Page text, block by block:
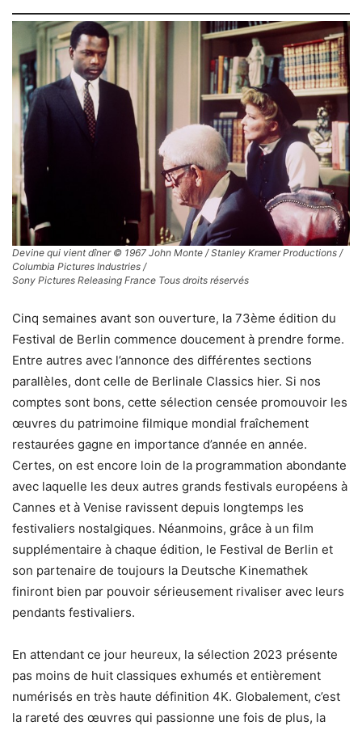
Devine qui vient dîner © 1967 John Monte / Stanley Kramer Productions /
Columbia Pictures Industries /
Sony Pictures Releasing France Tous droits réservés
Cinq semaines avant son ouverture, la 73ème édition du
Festival de Berlin commence doucement à prendre forme.
Entre autres avec l’annonce des différentes sections
parallèles, dont celle de Berlinale Classics hier. Si nos
comptes sont bons, cette sélection censée promouvoir les
œuvres du patrimoine filmique mondial fraîchement
restaurées gagne en importance d’année en année.
Certes, on est encore loin de la programmation abondante
avec laquelle les deux autres grands festivals européens à
Cannes et à Venise ravissent depuis longtemps les
festivaliers nostalgiques. Néanmoins, grâce à un film
supplémentaire à chaque édition, le Festival de Berlin et
son partenaire de toujours la Deutsche Kinemathek
finiront bien par pouvoir sérieusement rivaliser avec leurs
pendants festivaliers.
En attendant ce jour heureux, la sélection 2023 présente
pas moins de huit classiques exhumés et entièrement
numérisés en très haute définition 4K. Globalement, c’est
la rareté des œuvres qui passionne une fois de plus, la